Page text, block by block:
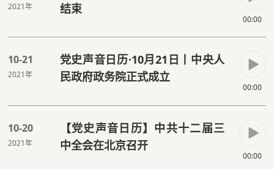
2021年
结束
00:00
10-21
2021年
党史声音日历·10月21日丨中央人
民政府政务院正式成立
00:00
10-20
2021年
【党史声音日历】中共十二届三
中全会在北京召开
00:00